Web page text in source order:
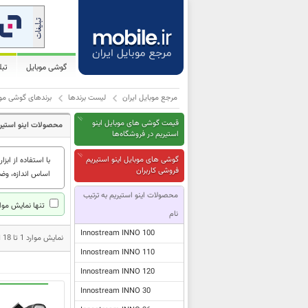
گوشی موبایل
مرجع موبایل ایران لیست برندها برندهای گوشی
قیمت گوشی های موبایل اینو
استیریم در فروشگاه‌ها
گوشی های موبایل اینو استیریم
فروشی کاربران
محصولات اینو استیریم به ترتیب
نام
Innostream INNO 100
Innostream INNO 110
Innostream INNO 120
Innostream INNO 30
محصولات اینو
با استفاده از
اساس اندازه،
تنها نمایش
نمایش موارد 1 تا 18 از مجموع 18 مدل محصول اینو استیریم